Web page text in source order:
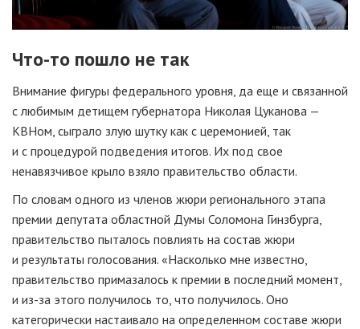
Что-то пошло не так
Внимание фигуры федерального уровня, да еще и связанной
с любимым детищем губернатора Николая Цуканова —
КВНом, сыграло злую шутку как с церемонией, так
и с процедурой подведения итогов. Их под свое
ненавязчивое крыло взяло правительство области.
По словам одного из членов жюри регионального этапа
премии депутата областной Думы Соломона Гинзбурга,
правительство пыталось повлиять на состав жюри
и результаты голосования. «Насколько мне известно,
правительство примазалось к премии в последний момент,
и из-за этого получилось то, что получилось. Оно
категорически настаивало на определенном составе жюри